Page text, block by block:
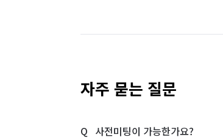
자주 묻는 질문
사전미팅이 가능한가요?